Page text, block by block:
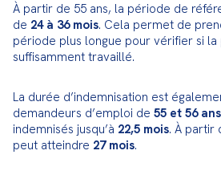
À partir de 55 ans, la période de
de 24 à 36 mois. Cela permet de
période plus longue pour vérifier si la
suffisamment travaillé.
La durée d’indemnisation est
demandeurs d’emploi de 55 et 56 ans
indemnisés jusqu’à 22,5 mois. À partir
peut atteindre 27 mois.